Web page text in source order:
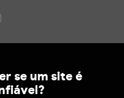
se um site é